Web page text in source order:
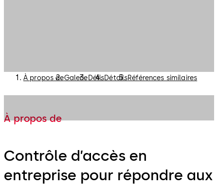
À propos deGalerieDéfisDétailsRéférences similaires
À propos de
Contrôle d’accès en
entreprise pour répondre aux